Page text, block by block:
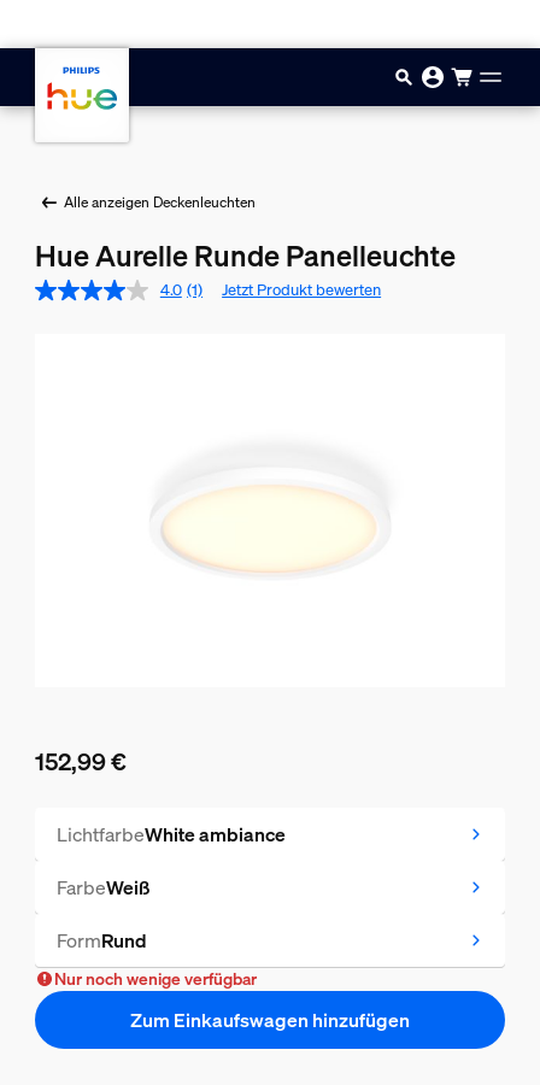
Alle anzeigen Deckenleuchten
Hue Aurelle Runde Panelleuchte
4.0 (1) Jetzt Produkt bewerten
152,99 €
LichtfarbeWhite ambiance
FarbeWeiß
FormRund
Nur noch wenige verfügbar
Zum Einkaufswagen hinzufügen